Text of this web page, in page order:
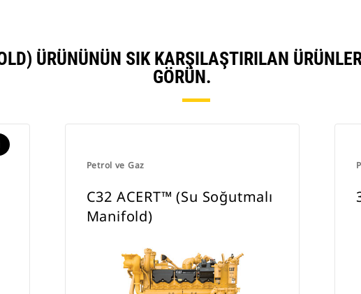
ÜRÜNÜNÜN SIK KARŞILAŞTIRILAN
GÖRÜN.
Petrol ve Gaz
C32 ACERT™ (Su Soğutmalı
Manifold)